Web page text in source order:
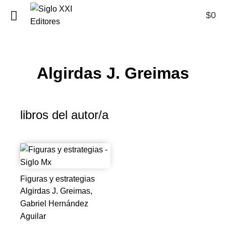
$0
Algirdas J. Greimas
libros del autor/a
Figuras y estrategias
Algirdas J. Greimas,
Gabriel Hernández
Aguilar